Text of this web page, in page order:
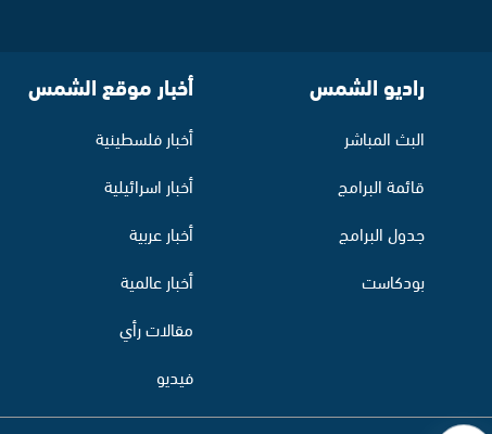
راديو الشمس
البث المباشر
قائمة البرامج
جدول البرامج
بودكاست
أخبار موقع الشمس
أخبار فلسطينية
أخبار اسرائيلية
أخبار عربية
أخبار عالمية
مقالات رأي
فيديو